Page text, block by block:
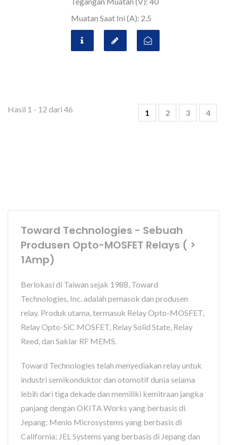
Muatan Saat Ini (A): 2.5
Hasil 1 - 12 dari 46 1 2 3 4
Toward Technologies - Sebuah
Produsen Opto-MOSFET Relays ( >
1Amp)
Berlokasi di Taiwan sejak 1988, Toward
Technologies, Inc. adalah pemasok dan produsen
relay. Produk utama, termasuk Relay Opto-MOSFET,
Relay Opto-SiC MOSFET, Relay Solid State, Relay
Reed, dan Saklar RF MEMS.
Toward Technologies telah menyediakan relay untuk
industri semikonduktor dan otomotif dunia selama
lebih dari tiga dekade dan memiliki kemitraan jangka
panjang dengan OKITA Works yang berbasis di
Jepang; Menlo Microsystems yang berbasis di
California; JEL Systems yang berbasis di Jepang dan